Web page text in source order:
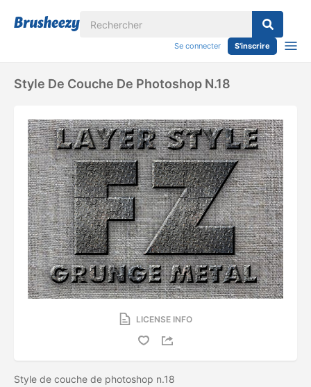
Se connecter S'inscrire
Style De Couche De Photoshop N.18
LICENSE INFO
Style de couche de photoshop n.18